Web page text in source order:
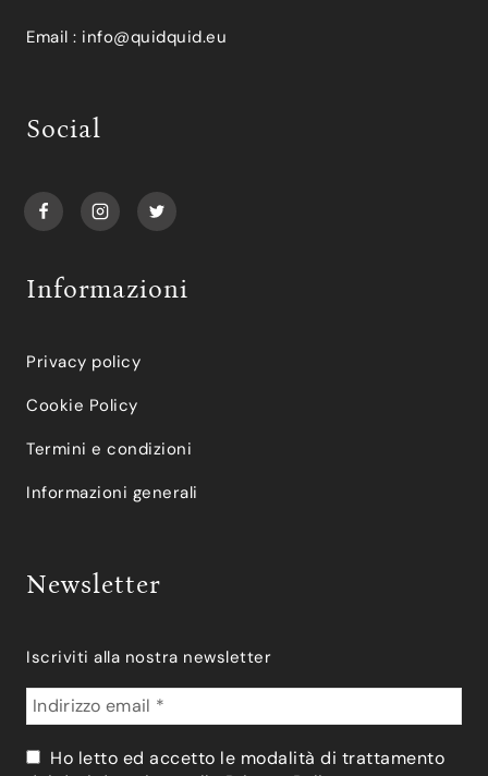
Email : info@quidquid.eu
Social
Informazioni
Privacy policy
Cookie Policy
Termini e condizioni
Informazioni generali
Newsletter
Iscriviti alla nostra newsletter
Ho letto ed accetto le modalità di trattamento